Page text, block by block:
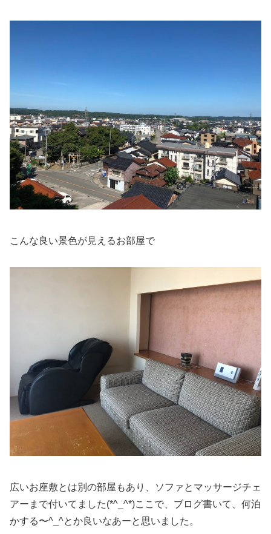
こんな良い景色が見えるお部屋で
広いお座敷とは別の部屋もあり、ソファとマッサージチェ
アーまで付いてました(*^_^*)ここで、ブログ書いて、何泊
かする〜^_^とか良いなあーと思いました。